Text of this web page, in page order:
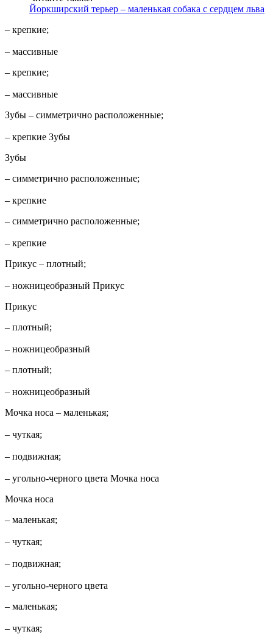
Йоркширский терьер – маленькая собака с сердцем льва
– крепкие;
– массивные
– крепкие;
– массивные
Зубы – симметрично расположенные;
– крепкие Зубы
Зубы
– симметрично расположенные;
– крепкие
– симметрично расположенные;
– крепкие
Прикус – плотный;
– ножницеобразный Прикус
Прикус
– плотный;
– ножницеобразный
– плотный;
– ножницеобразный
Мочка носа – маленькая;
– чуткая;
– подвижная;
– угольно-черного цвета Мочка носа
Мочка носа
– маленькая;
– чуткая;
– подвижная;
– угольно-черного цвета
– маленькая;
– чуткая;